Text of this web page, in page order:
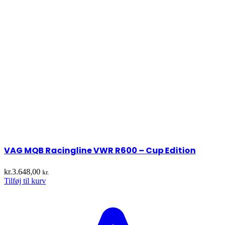
VAG MQB Racingline VWR R600 – Cup Edition
kr.3.648,00 kr.
Tilføj til kurv